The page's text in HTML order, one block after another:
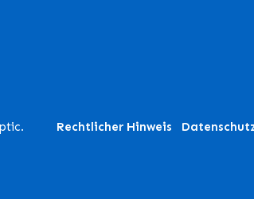
Rechtlicher Hinweis